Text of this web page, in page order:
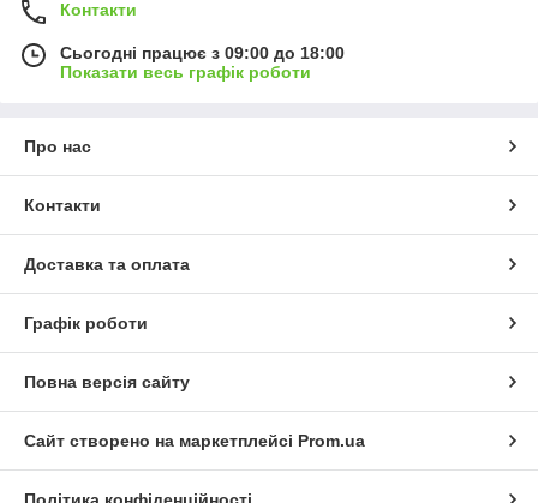
Контакти
Сьогодні працює з 09:00 до 18:00
Показати весь графік роботи
Про нас
Контакти
Доставка та оплата
Графік роботи
Повна версія сайту
Сайт створено на маркетплейсі Prom.ua